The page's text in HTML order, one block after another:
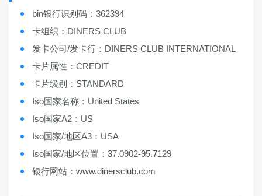
bin银行识别码：362394
卡组织：DINERS CLUB
发卡公司/发卡行：DINERS CLUB INTERNATIONAL
卡片属性：CREDIT
卡片级别：STANDARD
Iso国家名称：United States
Iso国家A2：US
Iso国家/地区A3：USA
Iso国家/地区位置：37.0902-95.7129
银行网站：www.dinersclub.com